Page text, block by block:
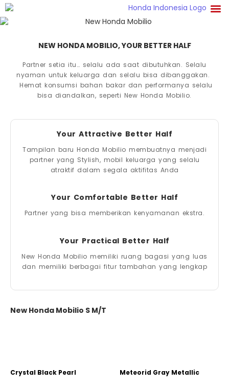
NEW HONDA MOBILIO, YOUR BETTER HALF
Partner setia itu… selalu ada saat dibutuhkan. Selalu
nyaman untuk keluarga dan selalu bisa dibanggakan.
Hemat konsumsi bahan bakar dan performanya selalu
bisa diandalkan, seperti New Honda Mobilio.
Your Attractive Better Half
Tampilan baru Honda Mobilio membuatnya menjadi
partner yang Stylish, mobil keluarga yang selalu
atraktif dalam segala aktifitas Anda
Your Comfortable Better Half
Partner yang bisa memberikan kenyamanan ekstra.
Your Practical Better Half
New Honda Mobilio memiliki ruang bagasi yang luas
dan memiliki berbagai fitur tambahan yang lengkap
New Honda Mobilio S M/T
Crystal Black Pearl Meteorid Gray Metallic